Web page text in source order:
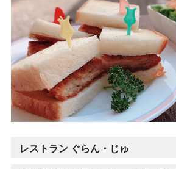
レストラン ぐらん・じゅ